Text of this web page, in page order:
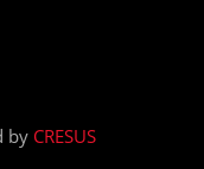
by CRESUS